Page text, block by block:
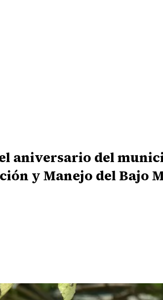
aniversario del
y Manejo del Bajo